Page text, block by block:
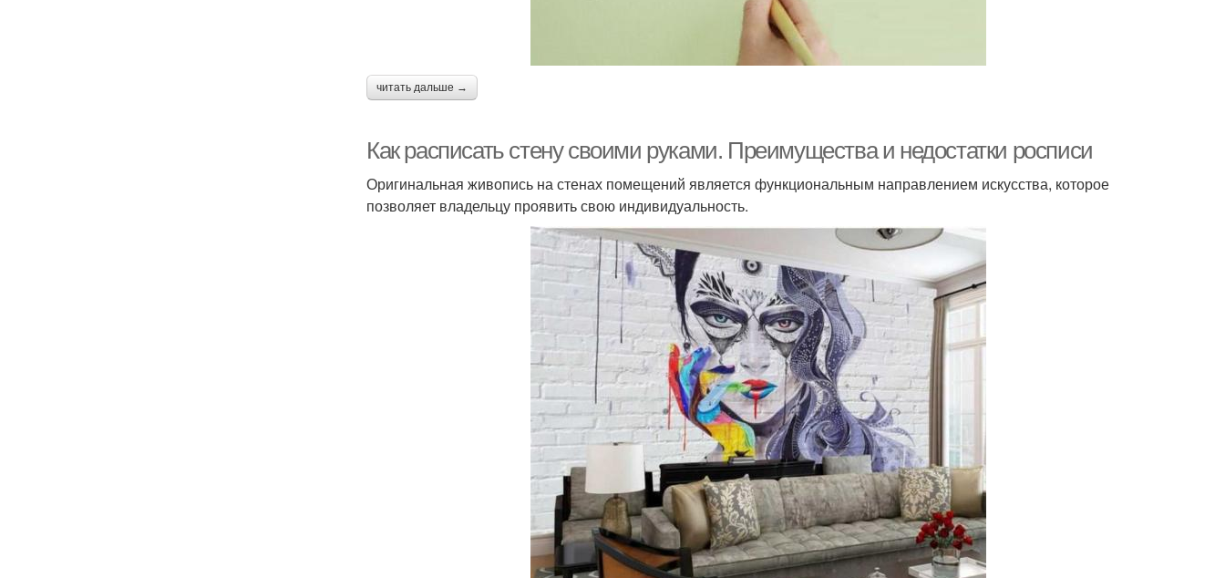
читать дальше →
Как расписать стену своими руками. Преимущества и недостатки росписи
Оригинальная живопись на стенах помещений является функциональным направлением искусства, которое
позволяет владельцу проявить свою индивидуальность.